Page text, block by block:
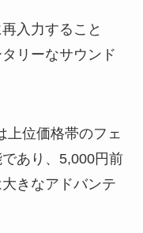
入力すること
リーなサウンド
上位価格帯のフェ
あり、5,000円前
きなアドバンテ